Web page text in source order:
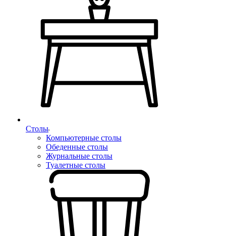
Столы
Компьютерные столы
Обеденные столы
Журнальные столы
Туалетные столы